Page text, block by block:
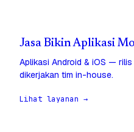
Jasa Bikin Aplikasi
Aplikasi Android & iOS —
dikerjakan tim in-house.
Lihat layanan →